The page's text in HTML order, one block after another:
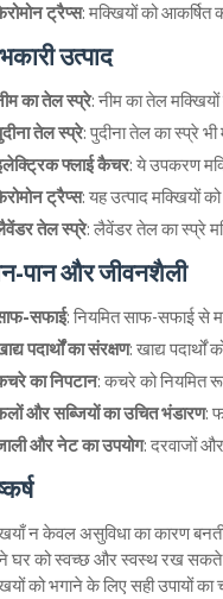
ट्रैप्स: मक्खियों को
उत्पाद
का तेल स्प्रे: नीम का तेल
तेल स्प्रे: पुदीना तेल का स्प्रे
फ्लाई कैचर: ये उपकरण
ट्रैप्स: यह उत्पाद मक्खियों
तेल स्प्रे: लैवेंडर तेल का स्प्रे
पान और जीवनशैली
सफाई: नियमित साफ-सफाई से
पदार्थों का संरक्षण: खाद्य
का निपटान: कचरे को नियमित
और सब्जियों का उचित भंडारण:
और नेट का उपयोग: दरवाजों
न केवल असुविधा का कारण
घर को स्वच्छ और स्वस्थ रख सकते
को भगाने के लिए सही उपायों